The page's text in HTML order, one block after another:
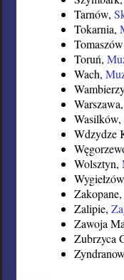
Tarnów,
Tokarnia,
Toruń,
Wach,
Warszawa,
Wasilków,
Wdzydze
Wolsztyn,
Zakopane,
Zalipie,
Zawoja
Zubrzyca